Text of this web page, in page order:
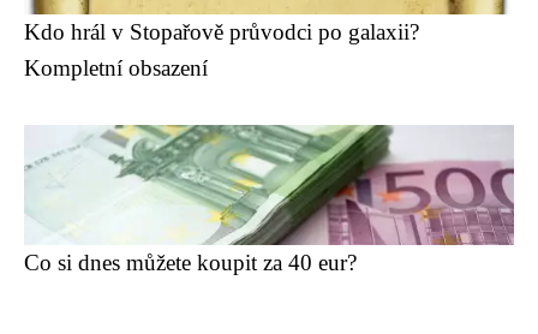
Kdo hrál v Stopařově průvodci po galaxii?
Kompletní obsazení
Co si dnes můžete koupit za 40 eur?